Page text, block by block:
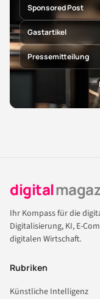
Sponsored Post
Gastartikel
Pressemitteilung
digital
Ihr Kompass für die
Digitalisierung, KI, E-
digitalen Wirtschaft.
Rubriken
Künstliche Intelligenz